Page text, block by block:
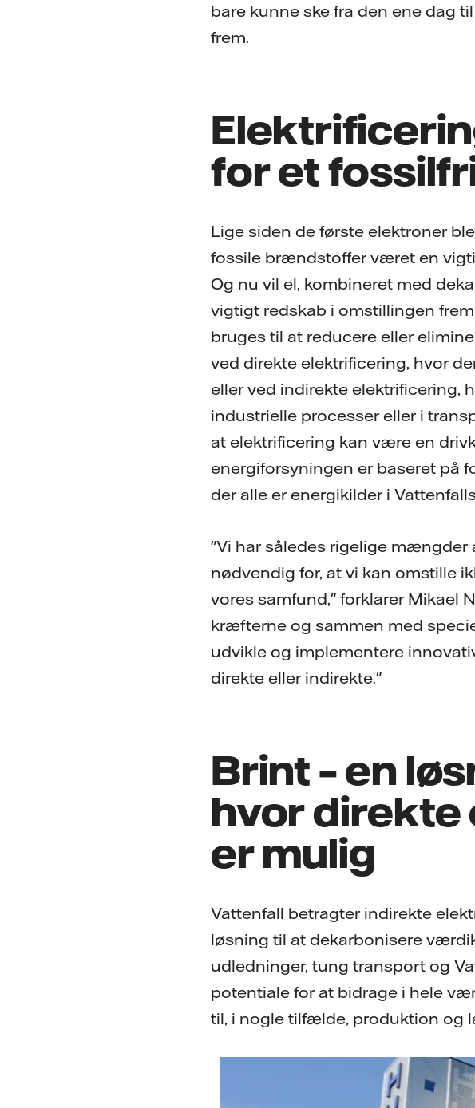
bare kunne ske fra den ene dag
frem.
for et
Lige siden de første elektroner
fossile brændstoffer været en
Og nu vil el, kombineret med
vigtigt redskab i omstillingen
bruges til at reducere eller
ved direkte elektrificering, hvor
eller ved indirekte elektrificering,
industrielle processer eller i
at elektrificering kan være en
energiforsyningen er baseret på
der alle er energikilder i
"Vi har således rigelige
nødvendig for, at vi kan omstille
vores samfund," forklarer Mikael
kræfterne og sammen med
udvikle og implementere
direkte eller indirekte."
Brint – en
hvor
er mulig
Vattenfall betragter indirekte
løsning til at dekarbonisere
udledninger, tung transport og
potentiale for at bidrage i hele
til, i nogle tilfælde, produktion og